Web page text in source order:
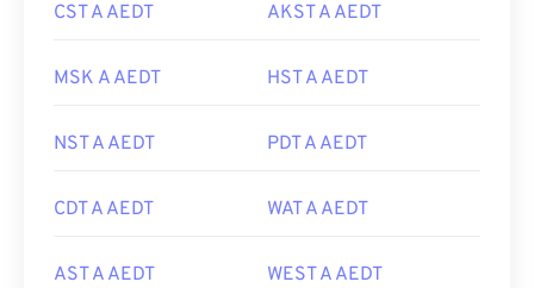
CST A AEDT AKST A AEDT
MSK A AEDT HST A AEDT
NST A AEDT PDT A AEDT
CDT A AEDT WAT A AEDT
AST A AEDT WEST A AEDT